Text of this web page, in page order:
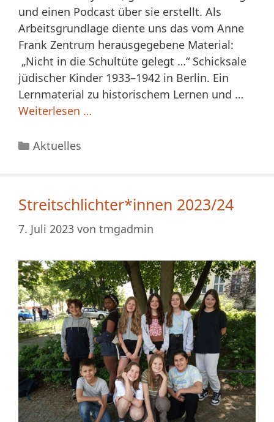
und einen Podcast über sie erstellt. Als
Arbeitsgrundlage diente uns das vom Anne
Frank Zentrum herausgegebene Material:
„Nicht in die Schultüte gelegt …“ Schicksale
jüdischer Kinder 1933–1942 in Berlin. Ein
Lernmaterial zu historischem Lernen und …
Weiterlesen …
Kategorien
Aktuelles
Streitschlichter*innen 2023/24
7. Juli 2023 von tmgadmin